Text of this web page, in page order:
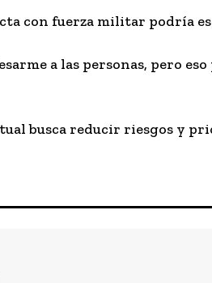
con fuerza militar podría
a las personas, pero
busca reducir riesgos y